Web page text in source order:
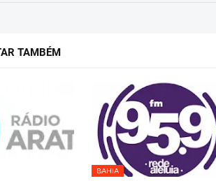
TAMBÉM
BAHIA